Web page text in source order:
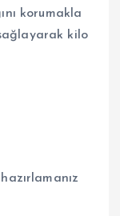
korumakla
kilo